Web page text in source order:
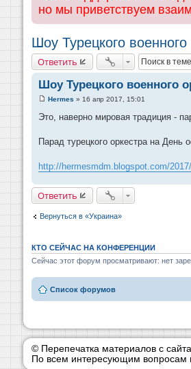
но мы приветствуем
Шоу Турецкого
Ответить
Шоу Турецкого военного
о
е
и
е
Hermes » 16 апр 2017, 15:01
Это, наверно мировая традиция -
Парад турецкого оркестра на
http://hermesmdm.blogspot.com/
Ответить
Вернуться в «Украина»
КТО СЕЙЧАС НА КОНФЕРЕНЦИИ
Сейчас этот форум просматривают: нет
Список форумов
© Перепечатка материалов с сайта
По всем интересующим вопросам